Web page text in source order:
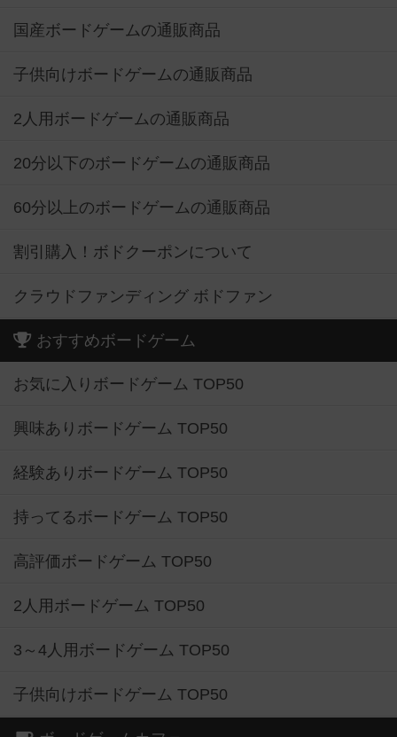
国産ボードゲームの通販商品
子供向けボードゲームの通販商品
2人用ボードゲームの通販商品
20分以下のボードゲームの通販商品
60分以上のボードゲームの通販商品
割引購入！ボドクーポンについて
クラウドファンディング ボドファン
おすすめボードゲーム
お気に入りボードゲーム TOP50
興味ありボードゲーム TOP50
経験ありボードゲーム TOP50
持ってるボードゲーム TOP50
高評価ボードゲーム TOP50
2人用ボードゲーム TOP50
3～4人用ボードゲーム TOP50
子供向けボードゲーム TOP50